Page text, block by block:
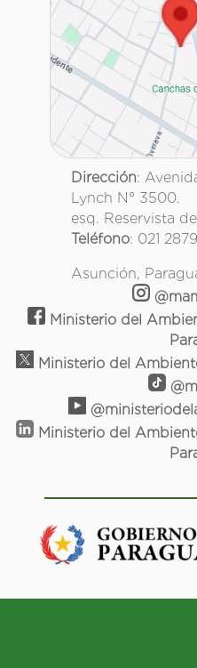
Dirección:
Lynch N° 3500.
esq. Reservista
Teléfono: 021
Asunción,
Ministerio del
Ministerio del
Ministerio del